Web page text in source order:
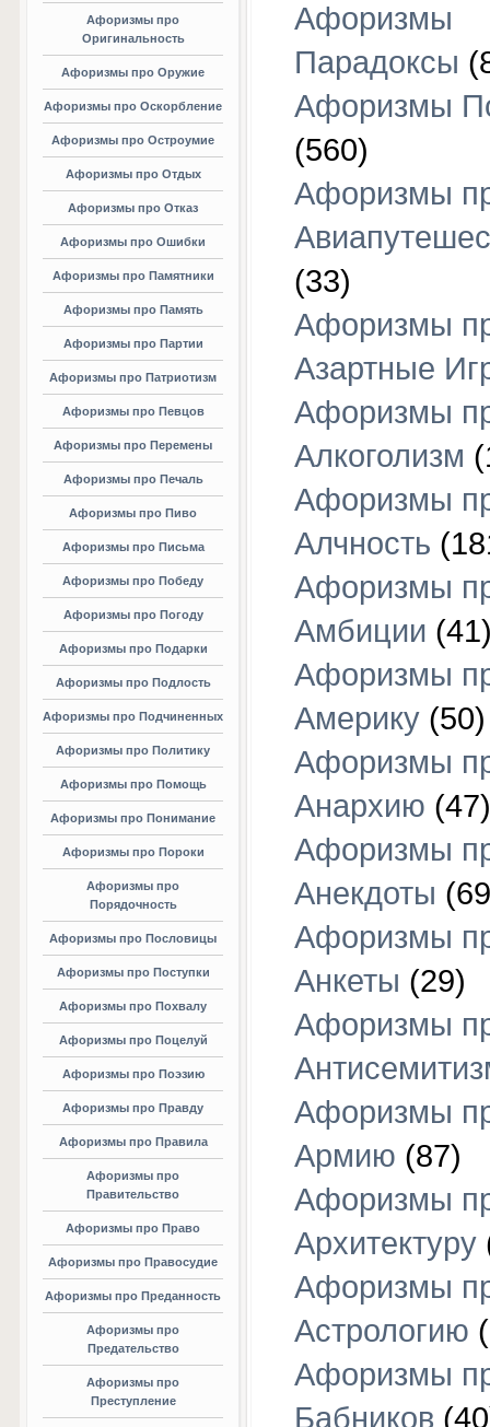
Афоризмы про
Оригинальность
Афоризмы про Оружие
Афоризмы про Оскорбление
Афоризмы про Остроумие
Афоризмы про Отдых
Афоризмы про Отказ
Афоризмы про Ошибки
Афоризмы про Памятники
Афоризмы про Память
Афоризмы про Партии
Афоризмы про Патриотизм
Афоризмы про Певцов
Афоризмы про Перемены
Афоризмы про Печаль
Афоризмы про Пиво
Афоризмы про Письма
Афоризмы про Победу
Афоризмы про Погоду
Афоризмы про Подарки
Афоризмы про Подлость
Афоризмы про Подчиненных
Афоризмы про Политику
Афоризмы про Помощь
Афоризмы про Понимание
Афоризмы про Пороки
Афоризмы про
Порядочность
Афоризмы про Пословицы
Афоризмы про Поступки
Афоризмы про Похвалу
Афоризмы про Поцелуй
Афоризмы про Поэзию
Афоризмы про Правду
Афоризмы про Правила
Афоризмы про
Правительство
Афоризмы про Право
Афоризмы про Правосудие
Афоризмы про Преданность
Афоризмы про
Предательство
Афоризмы про
Преступление
Афоризмы
Парадоксы
Афоризмы
(560)
Афоризмы
(33)
Афоризмы
Азартные
Афоризмы
Алкоголизм
Афоризмы
Алчность
Афоризмы
Амбиции
Афоризмы
Америку (50)
Афоризмы
Анархию (47)
Афоризмы
Анекдоты
Афоризмы
Анкеты (29)
Афоризмы
Афоризмы
Армию (87)
Афоризмы
Архитектуру
Афоризмы
Астрологию
Афоризмы
Бабников